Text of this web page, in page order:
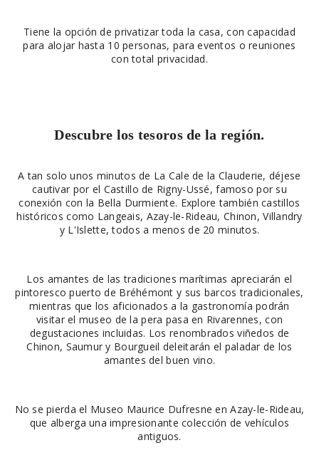
Tiene la opción de privatizar toda la casa, con capacidad
para alojar hasta 10 personas, para eventos o reuniones
con total privacidad.
Descubre los tesoros de la región.
A tan solo unos minutos de La Cale de la Clauderie, déjese
cautivar por el Castillo de Rigny-Ussé, famoso por su
conexión con la Bella Durmiente. Explore también castillos
históricos como Langeais, Azay-le-Rideau, Chinon, Villandry
y L'Islette, todos a menos de 20 minutos.
Los amantes de las tradiciones marítimas apreciarán el
pintoresco puerto de Bréhémont y sus barcos tradicionales,
mientras que los aficionados a la gastronomía podrán
visitar el museo de la pera pasa en Rivarennes, con
degustaciones incluidas. Los renombrados viñedos de
Chinon, Saumur y Bourgueil deleitarán el paladar de los
amantes del buen vino.
No se pierda el Museo Maurice Dufresne en Azay-le-Rideau,
que alberga una impresionante colección de vehículos
antiguos.